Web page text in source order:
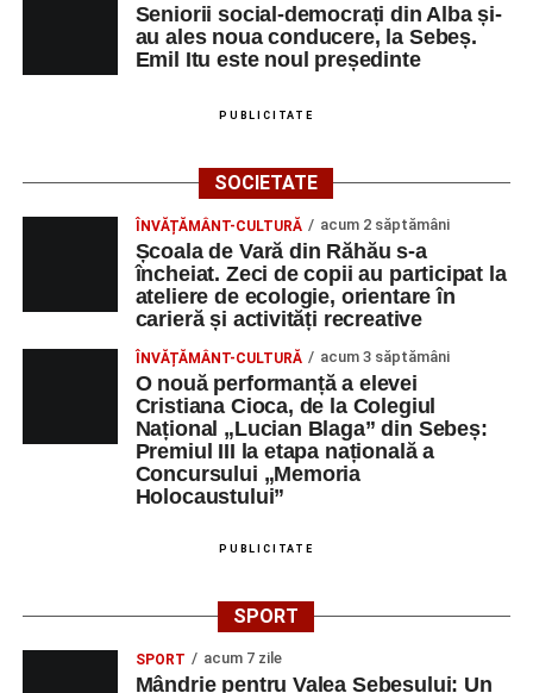
Seniorii social-democrați din Alba și-
au ales noua conducere, la Sebeș.
Emil Itu este noul președinte
PUBLICITATE
SOCIETATE
ÎNVĂȚĂMÂNT-CULTURĂ acum 2 săptămâni
Școala de Vară din Răhău s-a
încheiat. Zeci de copii au participat la
ateliere de ecologie, orientare în
carieră și activități recreative
ÎNVĂȚĂMÂNT-CULTURĂ acum 3 săptămâni
O nouă performanță a elevei
Cristiana Cioca, de la Colegiul
Național „Lucian Blaga” din Sebeș:
Premiul III la etapa națională a
Concursului „Memoria
Holocaustului”
PUBLICITATE
SPORT
SPORT acum 7 zile
Mândrie pentru Valea Sebeșului: Un